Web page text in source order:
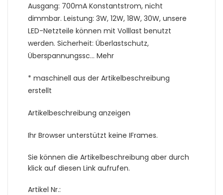
Ausgang: 700mA Konstantstrom, nicht
dimmbar. Leistung: 3W, 12W, 18W, 30W, unsere
LED-Netzteile können mit Volllast benutzt
werden. Sicherheit: Überlastschutz,
Überspannungssc… Mehr
* maschinell aus der Artikelbeschreibung
erstellt
Artikelbeschreibung anzeigen
Ihr Browser unterstützt keine IFrames.
Sie können die Artikelbeschreibung aber durch
klick auf diesen Link aufrufen.
Artikel Nr.: